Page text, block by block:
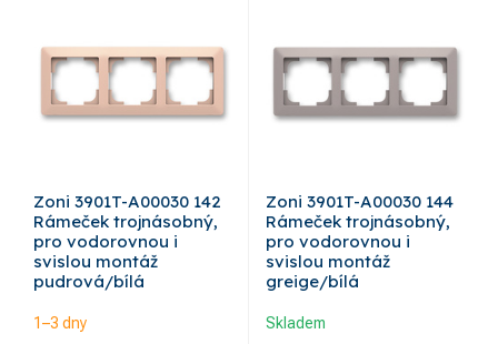
Zoni 3901T-A00030 142
Rámeček trojnásobný,
pro vodorovnou i
svislou montáž
pudrová/bílá
1–3 dny
Zoni 3901T-A00030 144
Rámeček trojnásobný,
pro vodorovnou i
svislou montáž
greige/bílá
Skladem